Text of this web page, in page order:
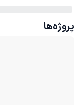
پروژه‌ها